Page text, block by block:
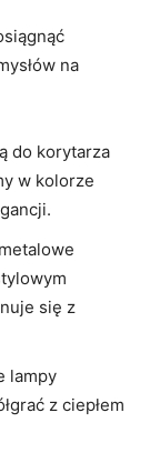
na
do korytarza
w kolorze
się z
lampy
z ciepłem